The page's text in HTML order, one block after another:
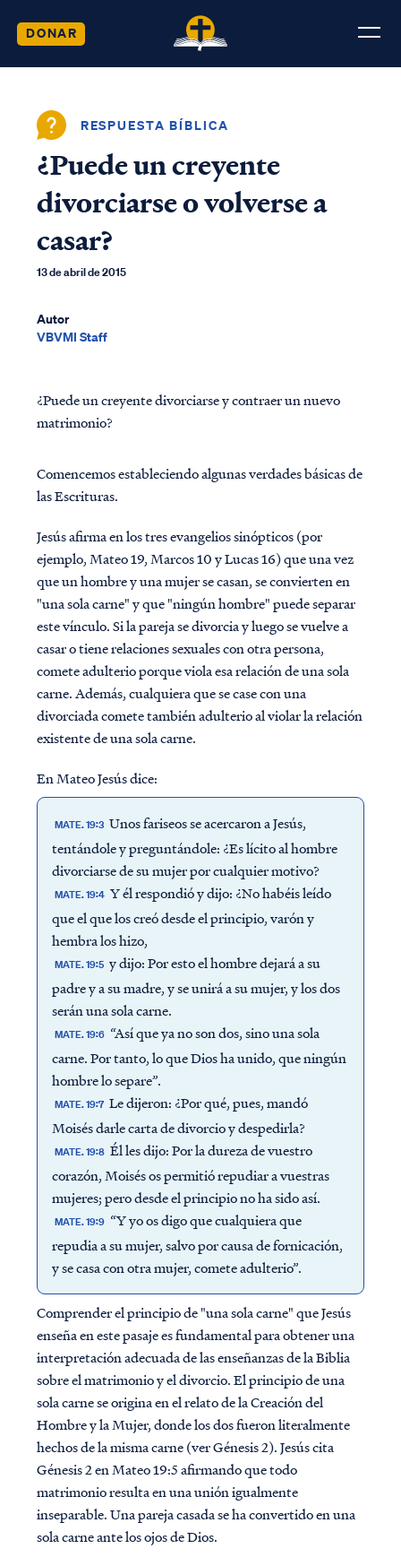
DONAR
RESPUESTA BÍBLICA
¿Puede un creyente
divorciarse o volverse a
casar?
13 de abril de 2015
Autor
VBVMI Staff
¿Puede un creyente divorciarse y contraer un nuevo
matrimonio?
Comencemos estableciendo algunas verdades básicas de
las Escrituras.
Jesús afirma en los tres evangelios sinópticos (por
ejemplo, Mateo 19, Marcos 10 y Lucas 16) que una vez
que un hombre y una mujer se casan, se convierten en
"una sola carne" y que "ningún hombre" puede separar
este vínculo. Si la pareja se divorcia y luego se vuelve a
casar o tiene relaciones sexuales con otra persona,
comete adulterio porque viola esa relación de una sola
carne.Además, cualquiera que se case con una
divorciada comete también adulterio al violar la relación
existente de una sola carne.
En Mateo Jesús dice:
MATE. 19:3 Unos fariseos se acercaron a Jesús,
tentándole y preguntándole: ¿Es lícito al hombre
divorciarse de su mujer por cualquier motivo?
MATE. 19:4 Y él respondió y dijo: ¿No habéis leído
que el que los creó desde el principio, varón y
hembra los hizo,
MATE. 19:5 y dijo: Por esto el hombre dejará a su
padre y a su madre, y se unirá a su mujer, y los dos
serán una sola carne.
MATE. 19:6 “Así que ya no son dos, sino una sola
carne. Por tanto, lo que Dios ha unido, que ningún
hombre lo separe”.
MATE. 19:7 Le dijeron: ¿Por qué, pues, mandó
Moisés darle carta de divorcio y despedirla?
MATE. 19:8 Él les dijo: Por la dureza de vuestro
corazón, Moisés os permitió repudiar a vuestras
mujeres; pero desde el principio no ha sido así.
MATE. 19:9 “Y yo os digo que cualquiera que
repudia a su mujer, salvo por causa de fornicación,
y se casa con otra mujer, comete adulterio”.
Comprender el principio de "una sola carne" que Jesús
enseña en este pasaje es fundamental para obtener una
interpretación adecuada de las enseñanzas de la Biblia
sobre el matrimonio y el divorcio. El principio de una
sola carne se origina en el relato de la Creación del
Hombre y la Mujer, donde los dos fueron literalmente
hechos de la misma carne (ver Génesis 2). Jesús cita
Génesis 2 en Mateo 19:5 afirmando que todo
matrimonio resulta en una unión igualmente
inseparable. Una pareja casada se ha convertido en una
sola carne ante los ojos de Dios.